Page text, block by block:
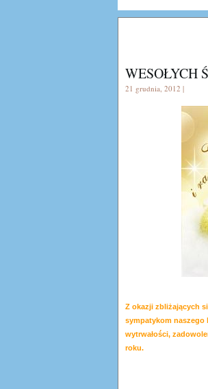
WESOŁYCH
21 grudnia, 2012 |
Z okazji zbliżających
sympatykom naszego
wytrwałości,
roku.